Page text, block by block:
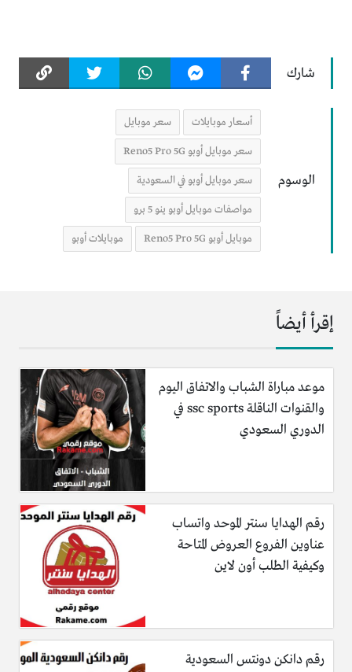
شارك
الوسوم
أسعار موبايلات سعر موبايل
سعر موبايل أوبو Reno5 Pro 5G
سعر موبايل أوبو في السعودية
مواصفات موبايل أوبو ينو 5 برو
موبايل أوبو Reno5 Pro 5G موبايلات أوبو
إقرأ أيضاً
موعد مباراة الشباب والاتفاق اليوم
والقنوات الناقلة ssc sports في
الدوري السعودي
رقم الهدايا سنتر الموحد واتساب
عناوين الفروع العروض المتاحة
وكيفية الطلب أون لاين
رقم دانكن دونتس السعودية